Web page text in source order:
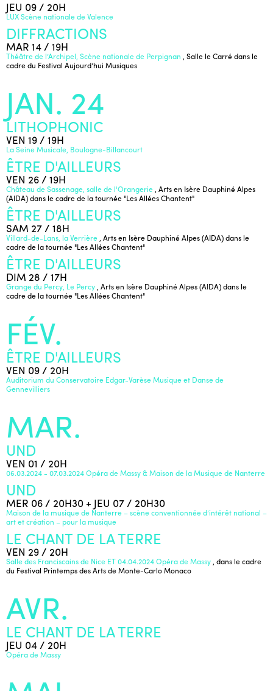
JEU 09 / 20H
LUX Scène nationale de Valence
DIFFRACTIONS
MAR 14 / 19H
Théâtre de l’Archipel, Scène nationale de Perpignan , Salle le Carré dans le
cadre du Festival Aujourd’hui Musiques
JAN. 24
LITHOPHONIC
VEN 19 / 19H
La Seine Musicale, Boulogne-Billancourt
ÊTRE D'AILLEURS
VEN 26 / 19H
Château de Sassenage, salle de l'Orangerie , Arts en Isère Dauphiné Alpes
(AIDA) dans le cadre de la tournée "Les Allées Chantent"
ÊTRE D'AILLEURS
SAM 27 / 18H
Villard-de-Lans, la Verrière , Arts en Isère Dauphiné Alpes (AIDA) dans le
cadre de la tournée "Les Allées Chantent"
ÊTRE D'AILLEURS
DIM 28 / 17H
Grange du Percy, Le Percy , Arts en Isère Dauphiné Alpes (AIDA) dans le
cadre de la tournée "Les Allées Chantent"
FÉV.
ÊTRE D'AILLEURS
VEN 09 / 20H
Auditorium du Conservatoire Edgar-Varèse Musique et Danse de
Gennevilliers
MAR.
UND
VEN 01 / 20H
06.03.2024 - 07.03.2024 Opéra de Massy & Maison de la Musique de Nanterre
UND
MER 06 / 20H30 + JEU 07 / 20H30
Maison de la musique de Nanterre – scène conventionnée d’intérêt national –
art et création – pour la musique
LE CHANT DE LA TERRE
VEN 29 / 20H
Salle des Franciscains de Nice ET 04.04.2024 Opéra de Massy , dans le cadre
du Festival Printemps des Arts de Monte-Carlo Monaco
AVR.
LE CHANT DE LA TERRE
JEU 04 / 20H
Opéra de Massy